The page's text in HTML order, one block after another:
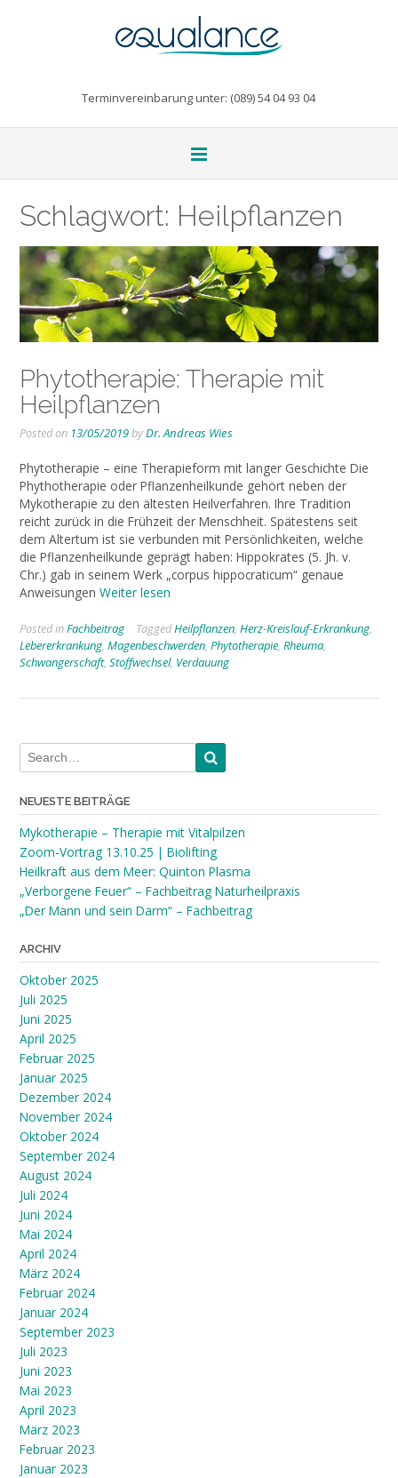
Terminvereinbarung unter: (089) 54 04 93 04
Schlagwort: Heilpflanzen
Phytotherapie: Therapie mit
Heilpflanzen
Posted on 13/05/2019byDr. Andreas Wies
Phytotherapie – eine Therapieform mit langer Geschichte Die
Phythotherapie oder Pflanzenheilkunde gehört neben der
Mykotherapie zu den ältesten Heilverfahren. Ihre Tradition
reicht zurück in die Frühzeit der Menschheit. Spätestens seit
dem Altertum ist sie verbunden mit Persönlichkeiten, welche
die Pflanzenheilkunde geprägt haben: Hippokrates (5. Jh. v.
Chr.) gab in seinem Werk „corpus hippocraticum“ genaue
Anweisungen Weiter lesen
Posted inFachbeitrag TaggedHeilpflanzen, Herz-Kreislauf-Erkrankung,
Lebererkrankung, Magenbeschwerden, Phytotherapie, Rheuma,
Schwangerschaft, Stoffwechsel, Verdauung
NEUESTE BEITRÄGE
Mykotherapie – Therapie mit Vitalpilzen
Zoom-Vortrag 13.10.25 | Biolifting
Heilkraft aus dem Meer: Quinton Plasma
„Verborgene Feuer“ – Fachbeitrag Naturheilpraxis
„Der Mann und sein Darm“ – Fachbeitrag
ARCHIV
Oktober 2025
Juli 2025
Juni 2025
April 2025
Februar 2025
Januar 2025
Dezember 2024
November 2024
Oktober 2024
September 2024
August 2024
Juli 2024
Juni 2024
Mai 2024
April 2024
März 2024
Februar 2024
Januar 2024
September 2023
Juli 2023
Juni 2023
Mai 2023
April 2023
März 2023
Februar 2023
Januar 2023